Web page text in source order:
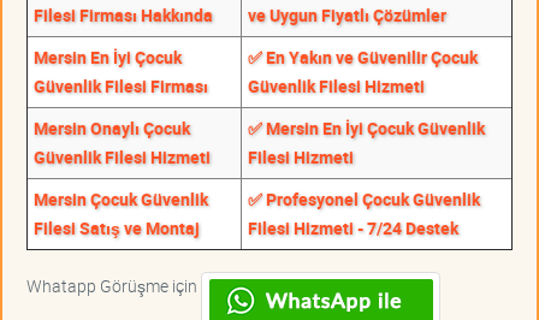
Filesi Firması Hakkında
ve Uygun Fiyatlı Çözümler
Mersin En İyi Çocuk
Güvenlik Filesi Firması
✅ En Yakın ve Güvenilir Çocuk
Güvenlik Filesi Hizmeti
Mersin Onaylı Çocuk
Güvenlik Filesi Hizmeti
✅ Mersin En İyi Çocuk Güvenlik
Filesi Hizmeti
Mersin Çocuk Güvenlik
Filesi Satış ve Montaj
✅ Profesyonel Çocuk Güvenlik
Filesi Hizmeti - 7/24 Destek
Whatapp Görüşme için